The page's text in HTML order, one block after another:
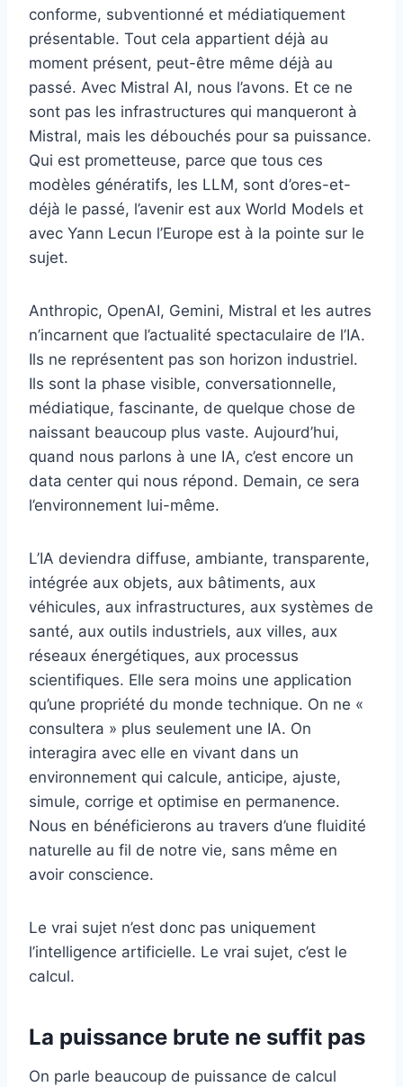
conforme, subventionné et médiatiquement
présentable. Tout cela appartient déjà au
moment présent, peut-être même déjà au
passé. Avec Mistral AI, nous l’avons. Et ce ne
sont pas les infrastructures qui manqueront à
Mistral, mais les débouchés pour sa puissance.
Qui est prometteuse, parce que tous ces
modèles génératifs, les LLM, sont d’ores-et-
déjà le passé, l’avenir est aux World Models et
avec Yann Lecun l’Europe est à la pointe sur le
sujet.
Anthropic, OpenAI, Gemini, Mistral et les autres
n’incarnent que l’actualité spectaculaire de l’IA.
Ils ne représentent pas son horizon industriel.
Ils sont la phase visible, conversationnelle,
médiatique, fascinante, de quelque chose de
naissant beaucoup plus vaste. Aujourd’hui,
quand nous parlons à une IA, c’est encore un
data center qui nous répond. Demain, ce sera
l’environnement lui-même.
L’IA deviendra diffuse, ambiante, transparente,
intégrée aux objets, aux bâtiments, aux
véhicules, aux infrastructures, aux systèmes de
santé, aux outils industriels, aux villes, aux
réseaux énergétiques, aux processus
scientifiques. Elle sera moins une application
qu’une propriété du monde technique. On ne «
consultera » plus seulement une IA. On
interagira avec elle en vivant dans un
environnement qui calcule, anticipe, ajuste,
simule, corrige et optimise en permanence.
Nous en bénéficierons au travers d’une fluidité
naturelle au fil de notre vie, sans même en
avoir conscience.
Le vrai sujet n’est donc pas uniquement
l’intelligence artificielle. Le vrai sujet, c’est le
calcul.
La puissance brute ne suffit pas
On parle beaucoup de puissance de calcul